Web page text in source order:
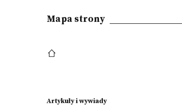
Mapa strony
Artykuły i wywiady